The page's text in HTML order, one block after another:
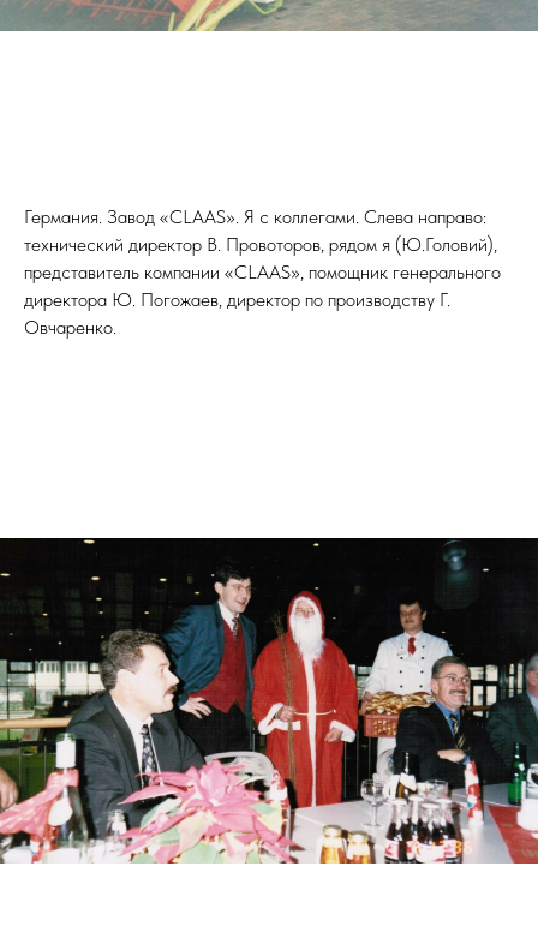
Германия. Завод «CLAAS». Я с коллегами. Слева направо:
технический директор В. Провоторов, рядом я (Ю.Головий),
представитель компании «CLAAS», помощник генерального
директора Ю. Погожаев, директор по производству Г.
Овчаренко.